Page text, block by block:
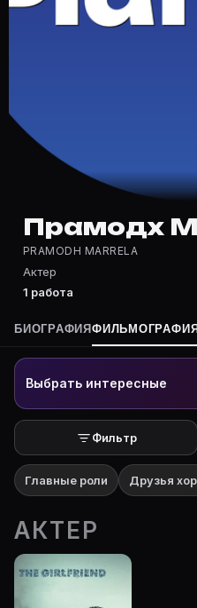
Частые
Полный список — на
Кто такой(ая) Прамодх
Прамодх Маррела —
Где открыть
На Movie Planner:
Прамодх
PRAMODH MARRELA
Актер
1 работа
БИОГРАФИЯФИЛЬМОГРАФИЯ
Выбрать интересные
Фильтр
Главные роли Друзья
АКТЕР